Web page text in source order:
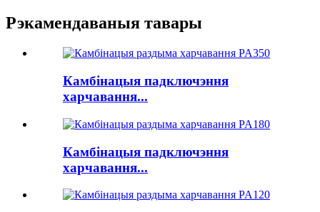
Рэкамендаваныя тавары
Камбінацыя падключэння
харчавання...
Камбінацыя падключэння
харчавання...